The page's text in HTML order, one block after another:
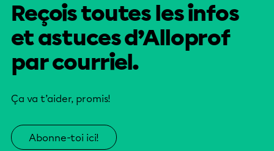
Reçois toutes les infos
et astuces d’Alloprof
par courriel.
Ça va t’aider, promis!
Abonne-toi ici!